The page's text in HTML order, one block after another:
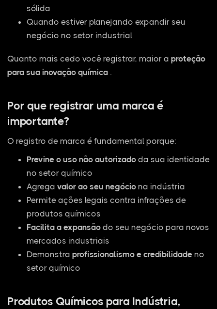
sólida
Quando estiver planejando expandir seu
negócio no setor industrial
Quanto mais cedo você registrar, maior a proteção
para sua inovação química .
Por que registrar uma marca é
importante?
O registro de marca é fundamental porque:
Previne o uso não autorizado da sua identidade
no setor químico
Agrega valor ao seu negócio na indústria
Permite ações legais contra infrações de
produtos químicos
Facilita a expansão do seu negócio para novos
mercados industriais
Demonstra profissionalismo e credibilidade no
setor químico
Produtos Químicos para Indústria,